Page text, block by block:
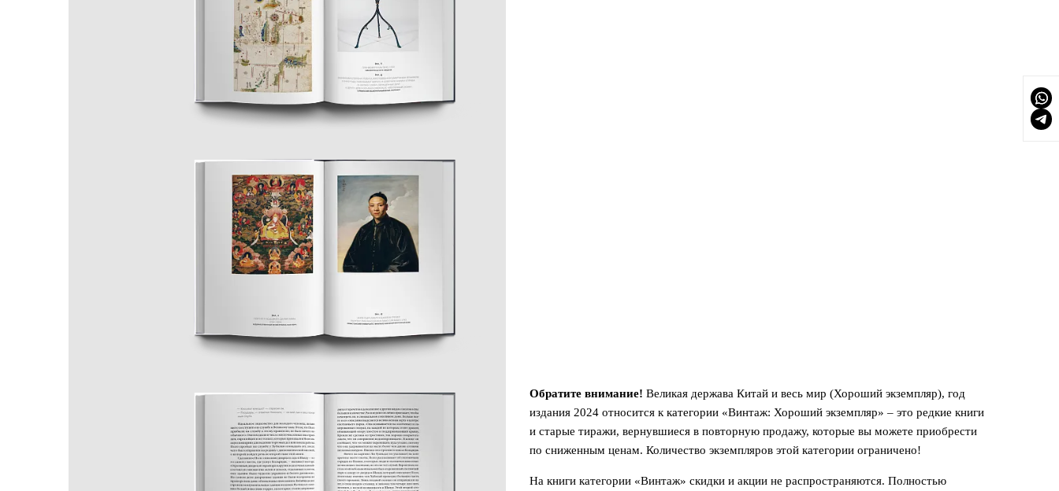
Обратите внимание! Великая держава Китай и весь мир (Хороший экземпляр), год
издания 2024 относится к категории «Винтаж: Хороший экземпляр» – это редкие книги
и старые тиражи, вернувшиеся в повторную продажу, которые вы можете приобрести
по сниженным ценам. Количество экземпляров этой категории ограничено!
На книги категории «Винтаж» скидки и акции не распространяются. Полностью